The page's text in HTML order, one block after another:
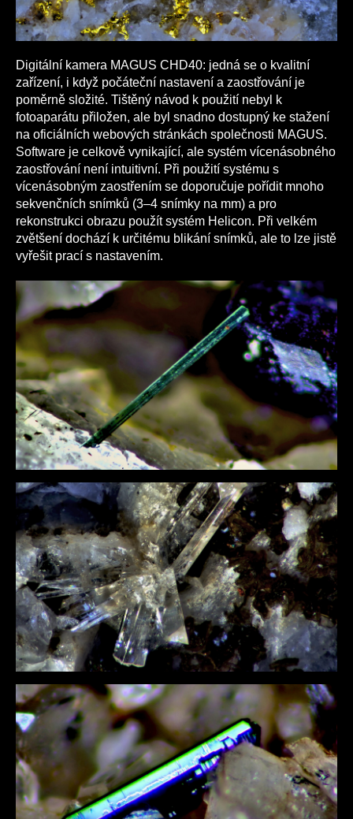
Digitální kamera MAGUS CHD40: jedná se o kvalitní
zařízení, i když počáteční nastavení a zaostřování je
poměrně složité. Tištěný návod k použití nebyl k
fotoaparátu přiložen, ale byl snadno dostupný ke stažení
na oficiálních webových stránkách společnosti MAGUS.
Software je celkově vynikající, ale systém vícenásobného
zaostřování není intuitivní. Při použití systému s
vícenásobným zaostřením se doporučuje pořídit mnoho
sekvenčních snímků (3–4 snímky na mm) a pro
rekonstrukci obrazu použít systém Helicon. Při velkém
zvětšení dochází k určitému blikání snímků, ale to lze jistě
vyřešit prací s nastavením.